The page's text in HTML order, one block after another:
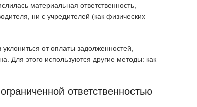
материальная ответственность,
ни с учредителей (как физических
от оплаты задолженностей,
Для этого используются другие методы: как
ответственностью